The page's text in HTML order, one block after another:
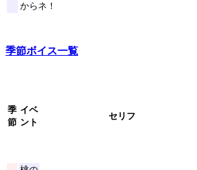
からネ！
季節ボイス一覧
季
節
イベ
ント
セリフ